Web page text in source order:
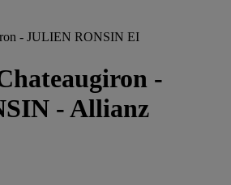
- JULIEN RONSIN EI
-
- Allianz